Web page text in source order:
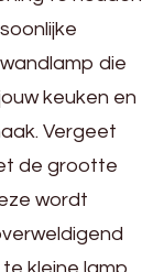
die
keuken en
Vergeet
de grootte
wordt